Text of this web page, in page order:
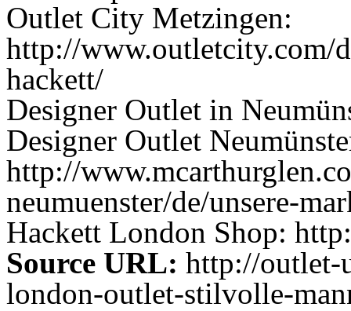
Outlet City Metzingen:
http://www.outletcity.com/
hackett/
Designer Outlet in
Designer Outlet
http://
neumuenster/de/unsere-
Hackett London Shop:
Source URL: http://outlet-
london-outlet-stilvolle-